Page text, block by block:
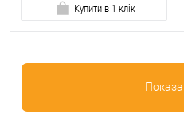
Купити в 1 клік